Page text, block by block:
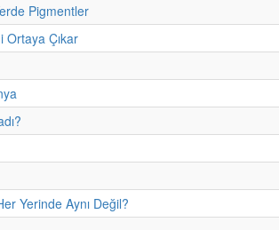
Pigmentler
Ortaya Çıkar
Yerinde Aynı Değil?